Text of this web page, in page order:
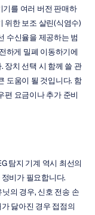
기를 여러 버전 판매하
위한 보조 살린(식염수)
수신율을 제공하는 범
하게 밀폐 이동하기에
장치 선택 시 함께 쓸 관
도움이 될 것입니다. 함
편 요금이나 추가 준비
탐지 기계 역시 최선의
의 경우, 신호 전송 손
닳아진 경우 접점의